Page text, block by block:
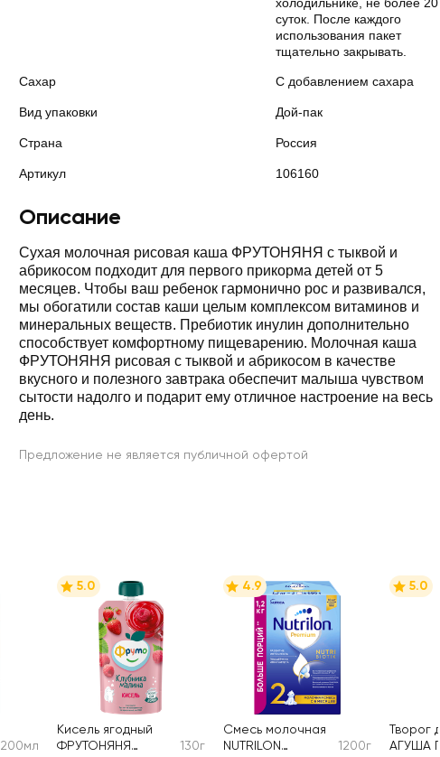
суток. После каждого
использования пакет
тщательно закрывать.
Сахар С добавлением сахара
Вид упаковки Дой-пак
Страна Россия
Артикул 106160
Описание
Сухая молочная рисовая каша ФРУТОНЯНЯ с тыквой и
абрикосом подходит для первого прикорма детей от 5
месяцев. Чтобы ваш ребенок гармонично рос и развивался,
мы обогатили состав каши целым комплексом витаминов и
минеральных веществ. Пребиотик инулин дополнительно
способствует комфортному пищеварению. Молочная каша
ФРУТОНЯНЯ рисовая с тыквой и абрикосом в качестве
вкусного и полезного завтрака обеспечит малыша чувством
сытости надолго и подарит ему отличное настроение на весь
день.
Предложение не является публичной офертой
200мл
5.0
Кисель ягодный
ФРУТОНЯНЯ
130г
4.9
Смесь молочная
NUTRILON
1200г
5.0
Творог
АГУША